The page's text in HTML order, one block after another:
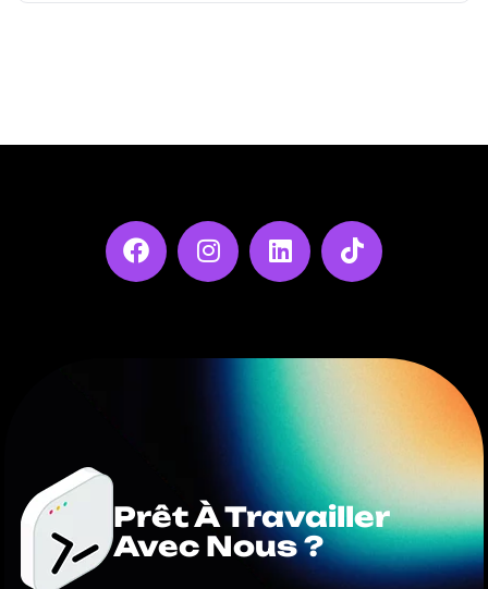
Prêt À Travailler
Avec Nous ?